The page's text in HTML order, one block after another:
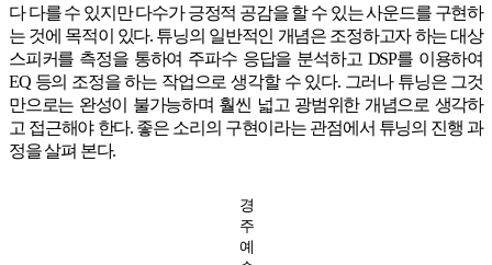
다 다를 수 있지만 다수가 긍정적 공감을 할 수 있는 사운드를 구현하
는 것에 목적이 있다. 튜닝의 일반적인 개념은 조정하고자 하는 대상
스피커를 측정을 통하여 주파수 응답을 분석하고 DSP를 이용하여
EQ 등의 조정을 하는 작업으로 생각할 수 있다. 그러나 튜닝은 그것
만으로는 완성이 불가능하며 훨씬 넓고 광범위한 개념으로 생각하
고 접근해야 한다. 좋은 소리의 구현이라는 관점에서 튜닝의 진행 과
정을 살펴 본다.
경
주
예